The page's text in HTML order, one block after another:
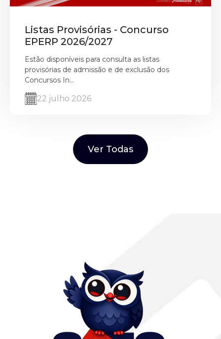
Listas Provisórias - Concurso
EPERP 2026/2027
Estão disponíveis para consulta as listas
provisórias de admissão e de exclusão dos
Concursos In...
22 julho 2026
Ver Todas